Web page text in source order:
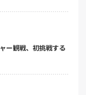
ー観戦、初挑戦する